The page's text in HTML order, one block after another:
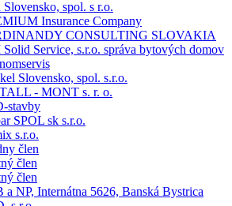
Slovensko, spol. s r.o.
Insurance Company
CONSULTING SLOVAKIA
Service, s.r.o. správa bytových domov
Slovensko, spol. s.r.o.
- MONT s. r. o.
stavby
SPOL sk s.r.o.
s.r.o.
člen
člen
člen
a NP, Internátna 5626, Banská Bystrica